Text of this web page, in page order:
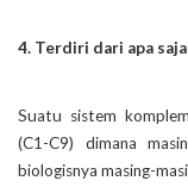
4. Terdiri dari apa
Suatu sistem
(C1-C9) dimana
biologisnya masing-